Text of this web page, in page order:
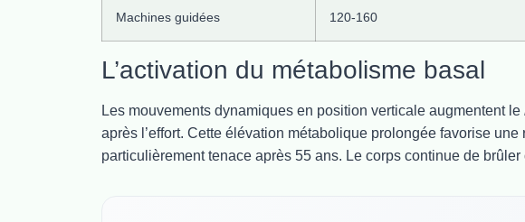
Machines guidées 120-160
L’activation du métabolisme basal
Les mouvements dynamiques en position verticale augmentent le
après l’effort. Cette élévation métabolique prolongée favorise
particulièrement tenace après 55 ans. Le corps continue de